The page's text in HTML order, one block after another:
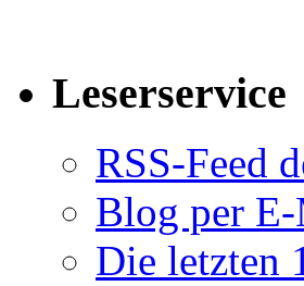
Leserservice
RSS-Feed
Blog per
Die letzten